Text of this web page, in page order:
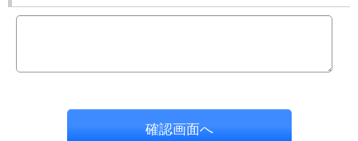
確認画面へ